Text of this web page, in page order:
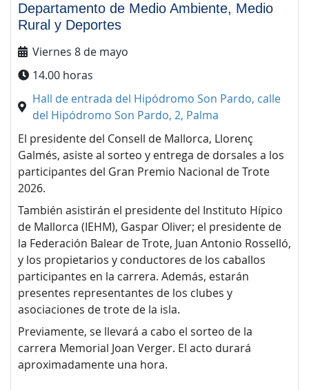
Departamento de Medio Ambiente, Medio
Rural y Deportes
Viernes 8 de mayo
14.00 horas
Hall de entrada del Hipódromo Son Pardo, calle
del Hipódromo Son Pardo, 2, Palma
El presidente del Consell de Mallorca, Llorenç
Galmés, asiste al sorteo y entrega de dorsales a los
participantes del Gran Premio Nacional de Trote
2026.
También asistirán el presidente del Instituto Hípico
de Mallorca (IEHM), Gaspar Oliver; el presidente de
la Federación Balear de Trote, Juan Antonio Rosselló,
y los propietarios y conductores de los caballos
participantes en la carrera. Además, estarán
presentes representantes de los clubes y
asociaciones de trote de la isla.
Previamente, se llevará a cabo el sorteo de la
carrera Memorial Joan Verger. El acto durará
aproximadamente una hora.